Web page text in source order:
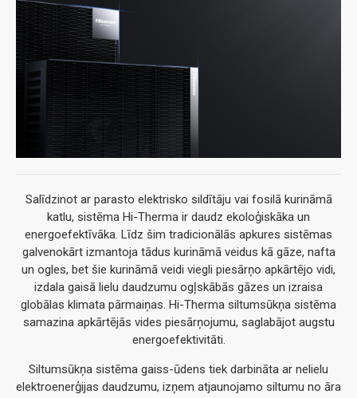
Salīdzinot ar parasto elektrisko sildītāju vai fosilā kurināmā
katlu, sistēma Hi-Therma ir daudz ekoloģiskāka un
energoefektīvāka. Līdz šim tradicionālās apkures sistēmas
galvenokārt izmantoja tādus kurināmā veidus kā gāze, nafta
un ogles, bet šie kurināmā veidi viegli piesārņo apkārtējo vidi,
izdala gaisā lielu daudzumu ogļskābās gāzes un izraisa
globālas klimata pārmaiņas. Hi-Therma siltumsūkņa sistēma
samazina apkārtējās vides piesārņojumu, saglabājot augstu
energoefektivitāti.
Siltumsūkņa sistēma gaiss-ūdens tiek darbināta ar nelielu
elektroenerģijas daudzumu, izņem atjaunojamo siltumu no āra